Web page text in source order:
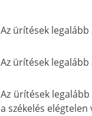
Az ürítések legalább
Az ürítések legalább
Az ürítések
a székelés elégtelen